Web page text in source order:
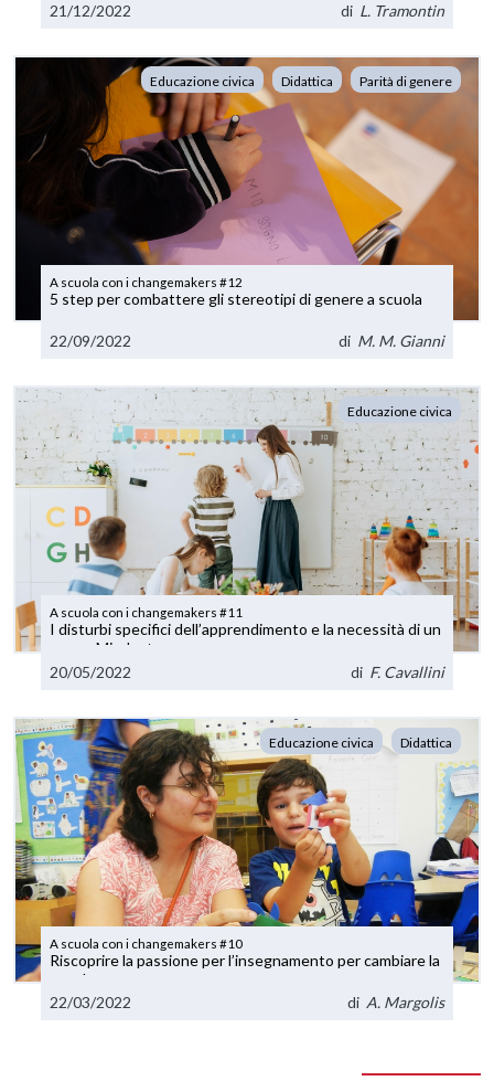
21/12/2022
di L. Tramontin
Educazione civica Didattica Parità di genere
A scuola con i changemakers #12
5 step per combattere gli stereotipi di genere a scuola
22/09/2022 di M. M. Gianni
Educazione civica
A scuola con i changemakers #11
I disturbi specifici dell’apprendimento e la necessità di un
nuovo Mindset
20/05/2022
di F. Cavallini
Educazione civica Didattica
A scuola con i changemakers #10
Riscoprire la passione per l’insegnamento per cambiare la
scuola
22/03/2022
di A. Margolis